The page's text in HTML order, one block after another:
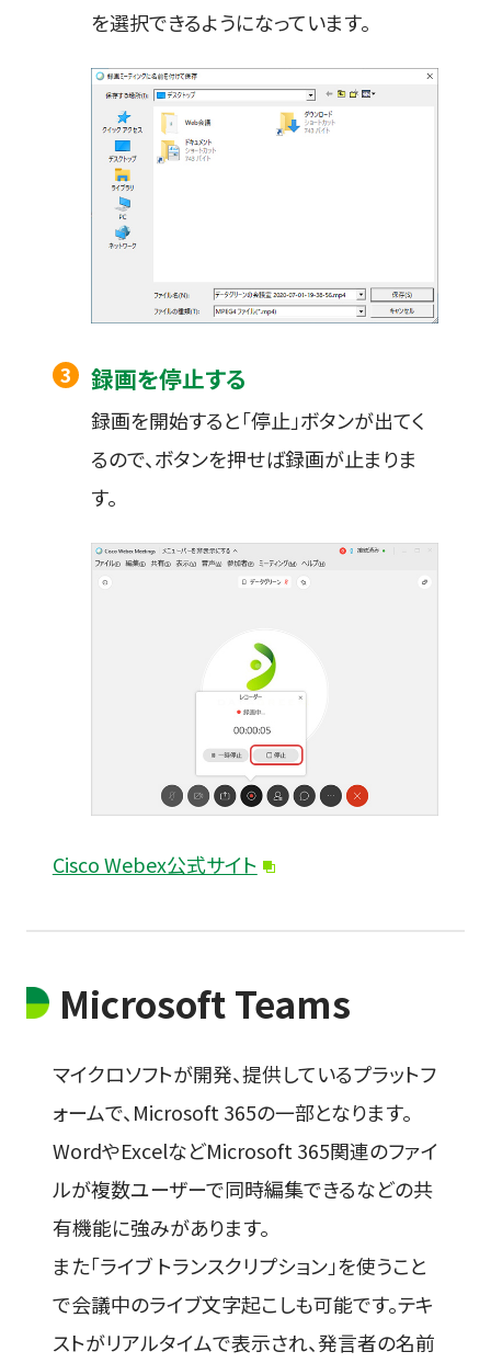
を選択できるようになっています。
録画を停止する
録画を開始すると「停止」ボタンが出てく
るので、ボタンを押せば録画が止まりま
す。
Cisco Webex公式サイト
Microsoft Teams
マイクロソフトが開発、提供しているプラットフ
ォームで、Microsoft 365の一部となります。
WordやExcelなどMicrosoft 365関連のファイ
ルが複数ユーザーで同時編集できるなどの共
有機能に強みがあります。
また「ライブ トランスクリプション」を使うこと
で会議中のライブ文字起こしも可能です。テキ
ストがリアルタイムで表示され、発言者の名前